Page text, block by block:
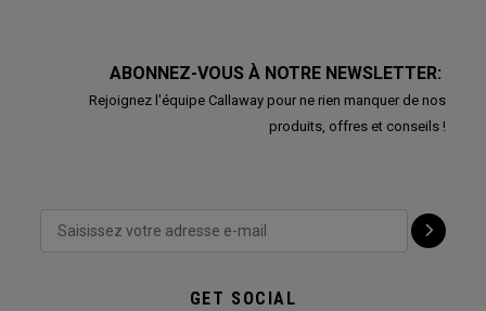
ABONNEZ-VOUS À NOTRE NEWSLETTER:
Rejoignez l'équipe Callaway pour ne rien manquer de nos
produits, offres et conseils !
GET SOCIAL